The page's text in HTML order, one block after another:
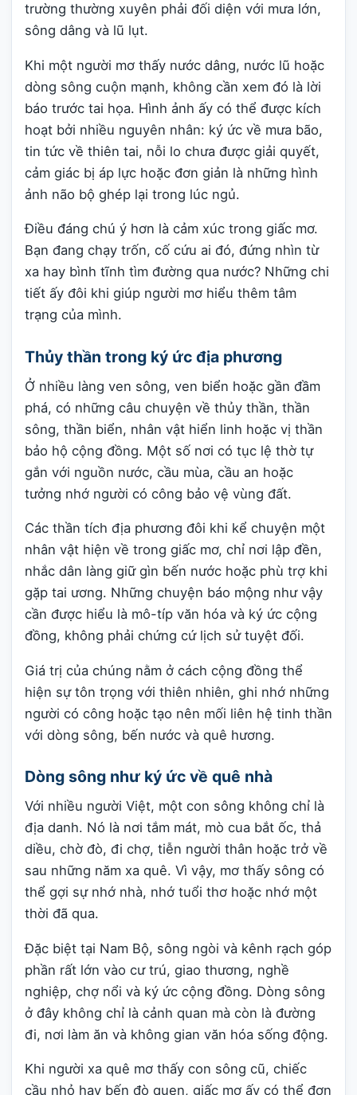
trường thường xuyên phải đối diện với mưa lớn,
sông dâng và lũ lụt.
Khi một người mơ thấy nước dâng, nước lũ hoặc
dòng sông cuộn mạnh, không cần xem đó là lời
báo trước tai họa. Hình ảnh ấy có thể được kích
hoạt bởi nhiều nguyên nhân: ký ức về mưa bão,
tin tức về thiên tai, nỗi lo chưa được giải quyết,
cảm giác bị áp lực hoặc đơn giản là những hình
ảnh não bộ ghép lại trong lúc ngủ.
Điều đáng chú ý hơn là cảm xúc trong giấc mơ.
Bạn đang chạy trốn, cố cứu ai đó, đứng nhìn từ
xa hay bình tĩnh tìm đường qua nước? Những chi
tiết ấy đôi khi giúp người mơ hiểu thêm tâm
trạng của mình.
Thủy thần trong ký ức địa phương
Ở nhiều làng ven sông, ven biển hoặc gần đầm
phá, có những câu chuyện về thủy thần, thần
sông, thần biển, nhân vật hiển linh hoặc vị thần
bảo hộ cộng đồng. Một số nơi có tục lệ thờ tự
gắn với nguồn nước, cầu mùa, cầu an hoặc
tưởng nhớ người có công bảo vệ vùng đất.
Các thần tích địa phương đôi khi kể chuyện một
nhân vật hiện về trong giấc mơ, chỉ nơi lập đền,
nhắc dân làng giữ gìn bến nước hoặc phù trợ khi
gặp tai ương. Những chuyện báo mộng như vậy
cần được hiểu là mô-típ văn hóa và ký ức cộng
đồng, không phải chứng cứ lịch sử tuyệt đối.
Giá trị của chúng nằm ở cách cộng đồng thể
hiện sự tôn trọng với thiên nhiên, ghi nhớ những
người có công hoặc tạo nên mối liên hệ tinh thần
với dòng sông, bến nước và quê hương.
Dòng sông như ký ức về quê nhà
Với nhiều người Việt, một con sông không chỉ là
địa danh. Nó là nơi tắm mát, mò cua bắt ốc, thả
diều, chờ đò, đi chợ, tiễn người thân hoặc trở về
sau những năm xa quê. Vì vậy, mơ thấy sông có
thể gợi sự nhớ nhà, nhớ tuổi thơ hoặc nhớ một
thời đã qua.
Đặc biệt tại Nam Bộ, sông ngòi và kênh rạch góp
phần rất lớn vào cư trú, giao thương, nghề
nghiệp, chợ nổi và ký ức cộng đồng. Dòng sông
ở đây không chỉ là cảnh quan mà còn là đường
đi, nơi làm ăn và không gian văn hóa sống động.
Khi người xa quê mơ thấy con sông cũ, chiếc
cầu nhỏ hay bến đò quen, giấc mơ ấy có thể đơn